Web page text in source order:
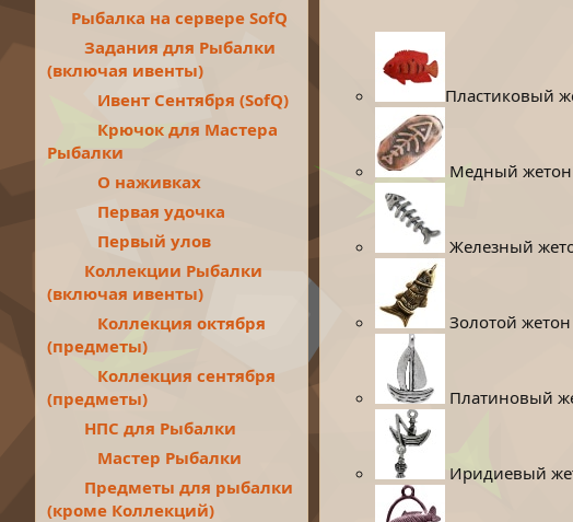
Рыбалка на сервере SofQ
Задания для Рыбалки
(включая ивенты)
Ивент Сентября (SofQ)
Крючок для Мастера
Рыбалки
О наживках
Первая удочка
Первый улов
Коллекции Рыбалки
(включая ивенты)
Коллекция октября
(предметы)
Коллекция сентября
(предметы)
НПС для Рыбалки
Мастер Рыбалки
Предметы для рыбалки
(кроме Коллекций)
Пластиковый
Медный жетон
Железный
Золотой
Платиновый
Иридиевый